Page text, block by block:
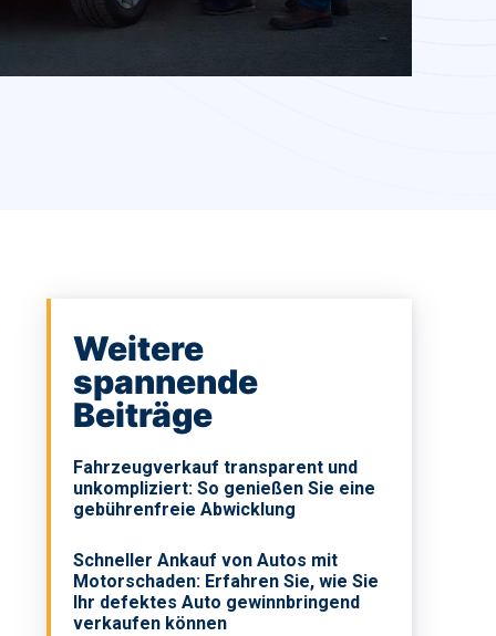
Weitere
spannende
Beiträge
Fahrzeugverkauf transparent und
unkompliziert: So genießen Sie eine
gebührenfreie Abwicklung
Schneller Ankauf von Autos mit
Motorschaden: Erfahren Sie, wie Sie
Ihr defektes Auto gewinnbringend
verkaufen können